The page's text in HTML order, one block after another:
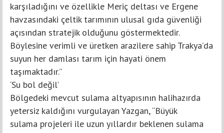
karşıladığını ve özellikle Meriç deltası ve Ergene
havzasındaki çeltik tarımının ulusal gıda güvenliği
açısından stratejik olduğunu göstermektedir.
Böylesine verimli ve üretken arazilere sahip Trakya’da
suyun her damlası tarım için hayati önem
taşımaktadır.”
‘Su bol değil’
Bölgedeki mevcut sulama altyapısının halihazırda
yetersiz kaldığını vurgulayan Yazgan, “Büyük
sulama projeleri ile uzun yıllardır beklenen sulama